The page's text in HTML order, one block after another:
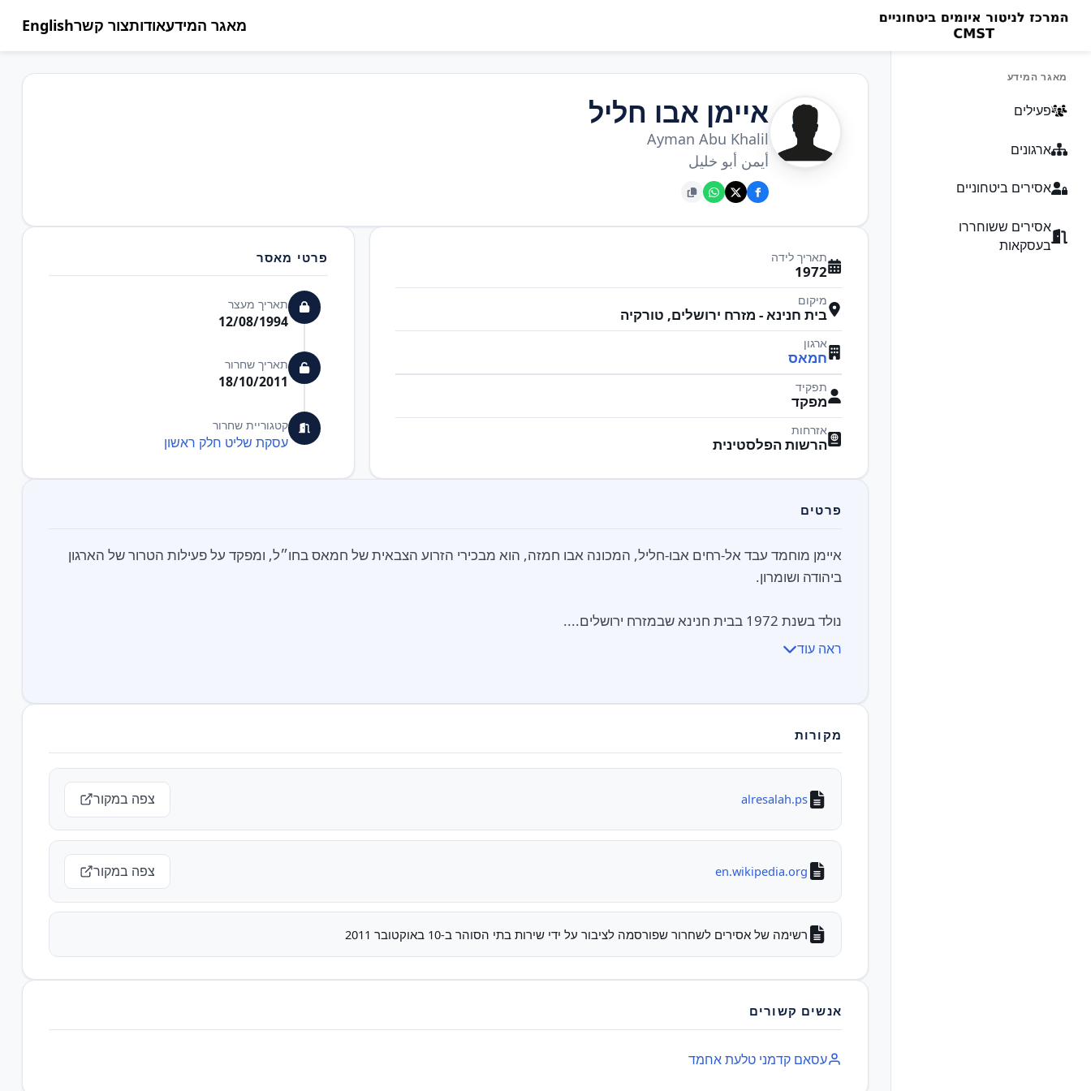
מאגר המידעאודותצור קשרEnglish
מאגר המידע
פעילים
ארגונים
אסירים ביטחוניים
אסירים ששוחררו
בעסקאות
איימן אבו חליל
Ayman Abu Khalil
أيمن أبو خليل
תאריך לידה
1972
מיקום
בית חנינא - מזרח ירושלים, טורקיה
ארגון
חמאס
תפקיד
מפקד
אזרחות
הרשות הפלסטינית
פרטי מאסר
תאריך מעצר
12/08/1994
תאריך שחרור
18/10/2011
קטגוריית שחרור
עסקת שליט חלק ראשון
פרטים
איימן מוחמד עבד אל-רחים אבו-חליל, המכונה אבו חמזה, הוא מבכירי הזרוע הצבאית של חמאס בחו״ל, ומפקד על פעילות הטרור של הארגון
נולד בשנת 1972 בבית חנינא שבמזרח ירושלים....
ראה עוד
מקורות
alresalah.ps צפה במקור
en.wikipedia.org צפה במקור
רשימה של אסירים לשחרור שפורסמה לציבור על ידי שירות בתי הסוהר ב-10 באוקטובר 2011
אנשים קשורים
‫עסאם קדמני טלעת אחמד‬‏